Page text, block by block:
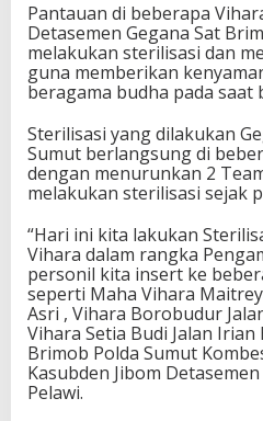
Pantauan di beberapa
Detasemen Gegana Sat
melakukan sterilisasi dan
guna memberikan
beragama budha pada saat
Sterilisasi yang dilakukan
Sumut berlangsung di
dengan menurunkan 2
melakukan sterilisasi sejak
“Hari ini kita lakukan
Vihara dalam rangka
personil kita insert ke
seperti Maha Vihara
Asri , Vihara Borobudur
Vihara Setia Budi Jalan Irian
Brimob Polda Sumut
Kasubden Jibom
Pelawi.